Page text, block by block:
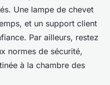
Une lampe de chevet
et un support client
Par ailleurs, restez
normes de sécurité,
à la chambre des